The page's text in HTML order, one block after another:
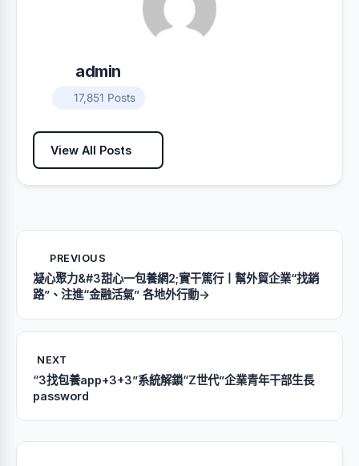
admin
17,851 Posts
View All Posts
PREVIOUS
凝心聚力&#3甜心一包養網2;實干篤行丨幫外貿企業“找銷
路”、注進“金融活氣” 各地外行動→
NEXT
“3找包養app+3+3”系統解鎖“Z世代”企業青年干部生長
password